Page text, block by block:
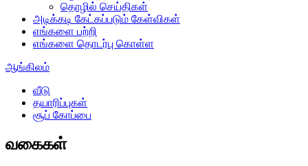
தொழில் செய்திகள்
அடிக்கடி கேட்கப்படும் கேள்விகள்
எங்களை பற்றி
எங்களை தொடர்பு கொள்ள
ஆங்கிலம்
வீடு
தயாரிப்புகள்
சூப் கோப்பை
வகைகள்